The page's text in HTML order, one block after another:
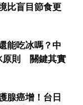
比盲目節食更
能吃冰嗎？中
原則 關鍵其實
腺癌增！台日